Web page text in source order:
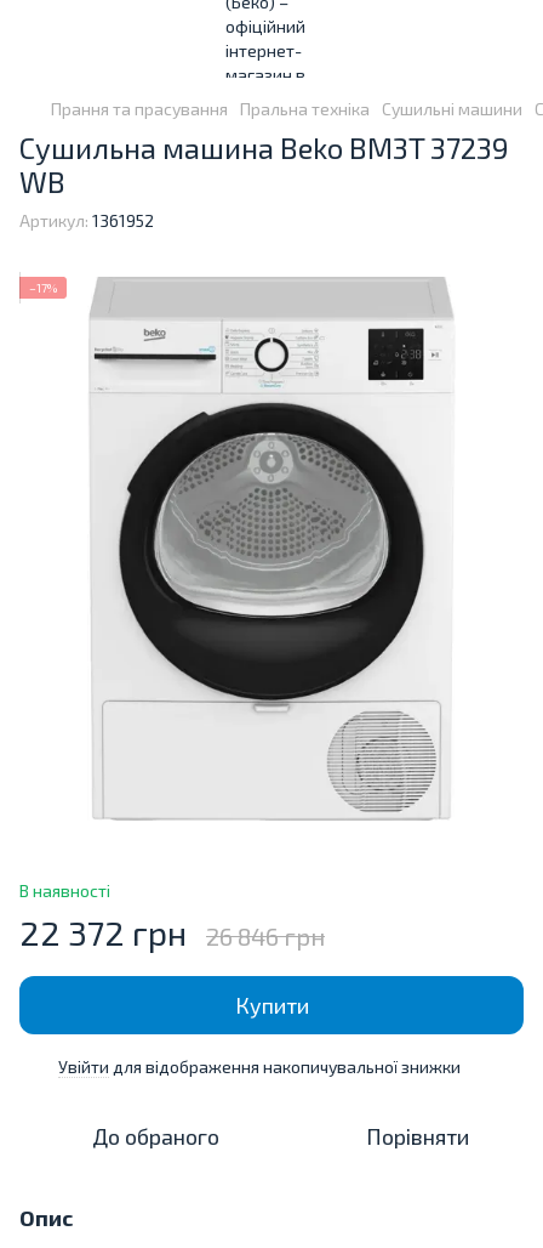
Прання та прасування Пральна техніка Сушильні машини
Сушильна машина Beko BM3T 37239
WB
Артикул: 1361952
−17%
В наявності
22 372 грн 26 846 грн
Купити
Увійти для відображення накопичувальної знижки
До обраного Порівняти
Опис